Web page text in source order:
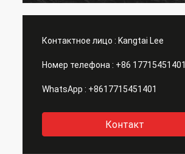
Контактное лицо : Kangtai Lee
Номер телефона : +86 17715451401
WhatsApp : +8617715451401
Контакт